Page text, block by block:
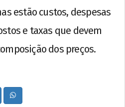
estão custos, despesas
e taxas que devem
dos preços.